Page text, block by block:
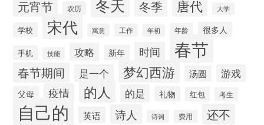
元宵节 农历 冬天 冬季 唐代 大学
学校 宋代 寓意 工作 年初 年龄 很多人
手机 技能 攻略 新年 时间 春节
春节期间 是一个 梦幻西游 汤圆 游戏
父母 疫情 的人 的是 礼物 红包 考生
自己的 英语 诗人 诗词 费用 还不